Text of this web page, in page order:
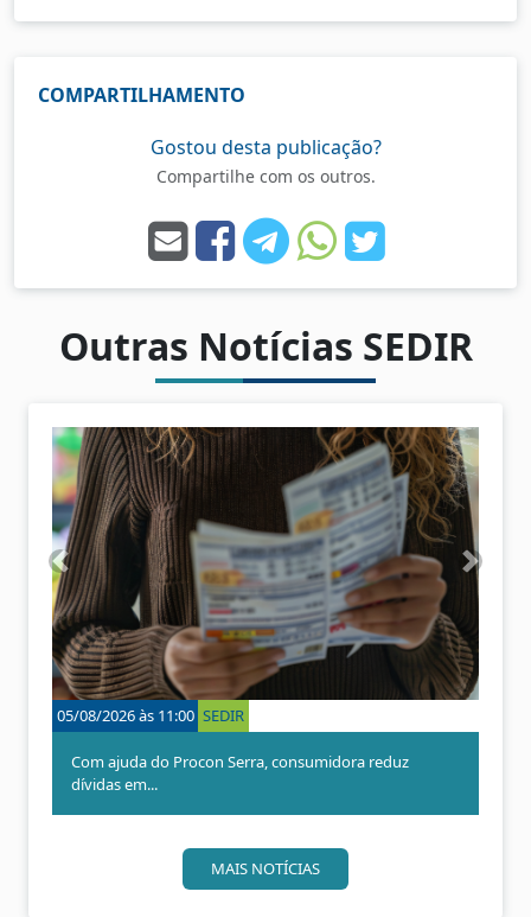
COMPARTILHAMENTO
Gostou desta publicação?
Compartilhe com os outros.
Outras Notícias SEDIR
05/08/2026 às 11:00 SEDIR
Com ajuda do Procon Serra, consumidora reduz
dívidas em...
A
n
t
e
r
i
o
r
P
i
m
o
MAIS NOTÍCIAS